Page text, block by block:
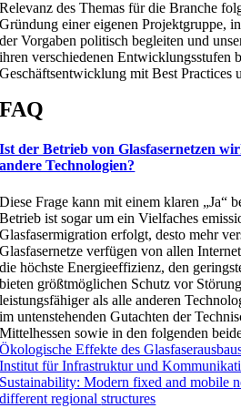
Relevanz des Themas für die Branche
Gründung einer eigenen Projektgruppe,
der Vorgaben politisch begleiten und
ihren verschiedenen Entwicklungsstufen
Geschäftsentwicklung mit Best Practices
FAQ
Ist der Betrieb von Glasfasernetzen
andere Technologien?
Diese Frage kann mit einem klaren „Ja“
Betrieb ist sogar um ein Vielfaches
Glasfasermigration erfolgt, desto mehr
Glasfasernetze verfügen von allen
die höchste Energieeffizienz, den
bieten größtmöglichen Schutz vor
leistungsfähiger als alle anderen
im untenstehenden Gutachten der
Mittelhessen sowie in den folgenden
Ökologische Effekte des
Institut für Infrastruktur und
Sustainability: Modernfixed and mobile
different regionalstructures